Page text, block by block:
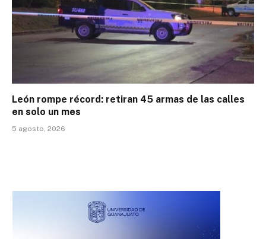
León rompe récord: retiran 45 armas de las calles
en solo un mes
5 agosto, 2026